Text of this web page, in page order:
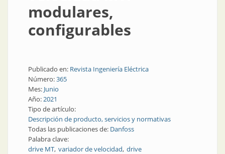
modulares,
configurables
Publicado en: Revista Ingeniería Eléctrica
Número:365
Mes: Junio
Año:2021
Tipo de artículo:
Descripción de producto, servicios y normativas
Todas las publicaciones de: Danfoss
Palabra clave:
drive MT variador de velocidad drive